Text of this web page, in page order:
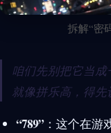
拆解“密
咱们先别把它当
就像拼乐高，得先
“789” ：这个在游